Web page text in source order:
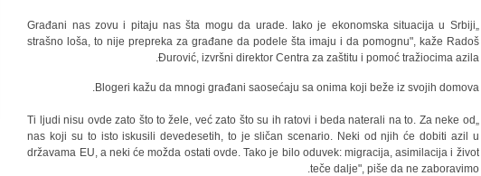
„Građani nas zovu i pitaju nas šta mogu da urade. Iako je ekonomska situacija u Srbiji
strašno loša, to nije prepreka za građane da podele šta imaju i da pomognu", kaže Radoš
Đurović, izvršni direktor Centra za zaštitu i pomoć tražiocima azila.
Blogeri kažu da mnogi građani saosećaju sa onima koji beže iz svojih domova.
„Ti ljudi nisu ovde zato što to žele, već zato što su ih ratovi i beda naterali na to. Za neke od
nas koji su to isto iskusili devedesetih, to je sličan scenario. Neki od njih će dobiti azil u
državama EU, a neki će možda ostati ovde. Tako je bilo oduvek: migracija, asimilacija i život
teče dalje", piše da ne zaboravimo.